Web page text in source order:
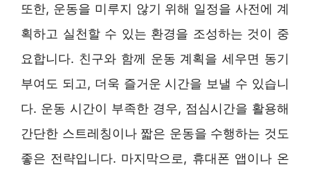
또한, 운동을 미루지 않기 위해 일정을 사전에 계
획하고 실천할 수 있는 환경을 조성하는 것이 중
요합니다. 친구와 함께 운동 계획을 세우면 동기
부여도 되고, 더욱 즐거운 시간을 보낼 수 있습니
다. 운동 시간이 부족한 경우, 점심시간을 활용해
간단한 스트레칭이나 짧은 운동을 수행하는 것도
좋은 전략입니다. 마지막으로, 휴대폰 앱이나 온